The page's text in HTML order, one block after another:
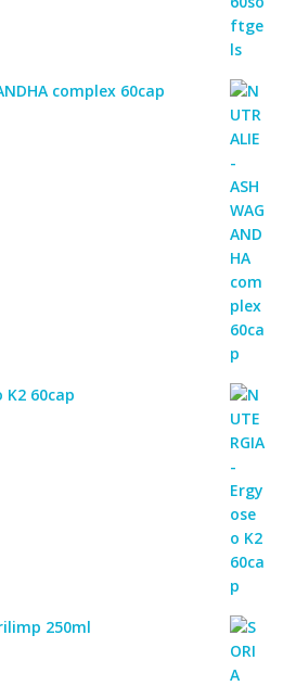
complex 60cap
K2 60cap
250ml